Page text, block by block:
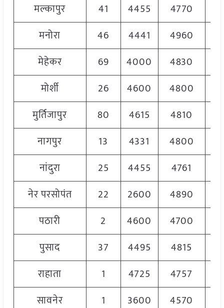
मल्कापुर
41 4455 4770
मनोरा
46 4441 4960
मेहेकर
69 4000 4830
मोर्शी
26 4600 4800
मुर्तिजापुर
80 4615 4810
नागपुर
13 4331 4800
नांदुरा
25 4455 4761
नेर परसोपंत
22 2600 4890
पठारी
2 4600 4700
पुसाद
37 4495 4815
राहाता
1 4725 4757
सावनेर
1 3600 4570